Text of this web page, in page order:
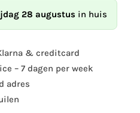
28 augustus in huis
& creditcard
– 7 dagen per week
adres